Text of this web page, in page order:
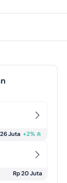
Juta +2%
Rp 20 Juta